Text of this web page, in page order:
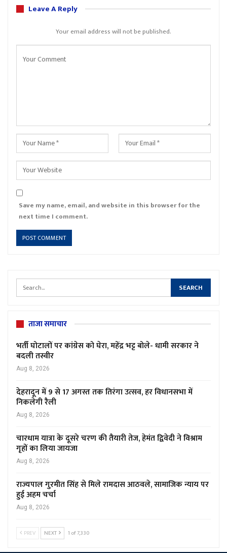
Leave A Reply
Your email address will not be published.
Save my name, email, and website in this browser for the
next time I comment.
ताजा समाचार
भर्ती घोटालों पर कांग्रेस को घेरा, महेंद्र भट्ट बोले- धामी सरकार ने
बदली तस्वीर
Aug 8, 2026
देहरादून में 9 से 17 अगस्त तक तिरंगा उत्सव, हर विधानसभा में
निकलेगी रैली
Aug 8, 2026
चारधाम यात्रा के दूसरे चरण की तैयारी तेज, हेमंत द्विवेदी ने विश्राम
गृहों का लिया जायजा
Aug 8, 2026
राज्यपाल गुरमीत सिंह से मिले रामदास आठवले, सामाजिक न्याय पर
हुई अहम चर्चा
Aug 8, 2026
PREV NEXT 1 of 7,330